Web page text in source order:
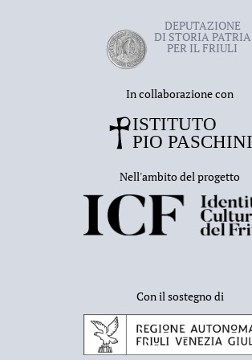
DEPUTAZIONE
DI STORIA PATRIA
PER IL FRIULI
In collaborazione con
Nell'ambito del progetto
Con il sostegno di